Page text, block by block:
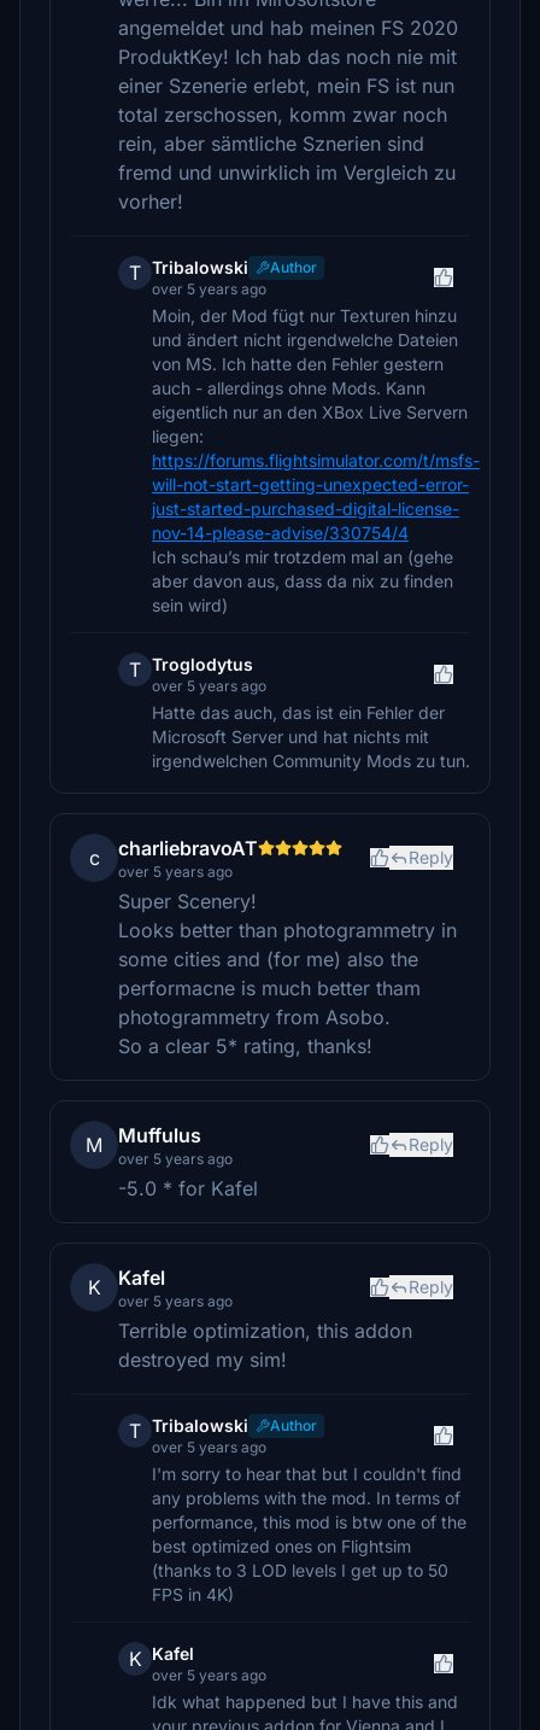
angemeldet und hab meinen FS 2020
ProduktKey! Ich hab das noch nie mit
einer Szenerie erlebt, mein FS ist nun
total zerschossen, komm zwar noch
rein, aber sämtliche Sznerien sind
fremd und unwirklich im Vergleich zu
vorher!
T Tribalowski
Author
over 5 years ago
Moin, der Mod fügt nur Texturen hinzu
und ändert nicht irgendwelche Dateien
von MS. Ich hatte den Fehler gestern
auch - allerdings ohne Mods. Kann
eigentlich nur an den XBox Live Servern
liegen:
https://forums.flightsimulator.com/t/msfs-
will-not-start-getting-unexpected-error-
just-started-purchased-digital-license-
nov-14-please-advise/330754/4
Ich schau’s mir trotzdem mal an (gehe
aber davon aus, dass da nix zu finden
sein wird)
T Troglodytus
over 5 years ago
Hatte das auch, das ist ein Fehler der
Microsoft Server und hat nichts mit
irgendwelchen Community Mods zu tun.
c charliebravoAT
over 5 years ago
Reply
Super Scenery!
Looks better than photogrammetry in
some cities and (for me) also the
performacne is much better tham
photogrammetry from Asobo.
So a clear 5* rating, thanks!
M Muffulus
over 5 years ago
Reply
-5.0 * for Kafel
K Kafel
over 5 years ago
Reply
Terrible optimization, this addon
destroyed my sim!
T Tribalowski
Author
over 5 years ago
I'm sorry to hear that but I couldn't find
any problems with the mod. In terms of
performance, this mod is btw one of the
best optimized ones on Flightsim
(thanks to 3 LOD levels I get up to 50
FPS in 4K)
K Kafel
over 5 years ago
Idk what happened but I have this and
your previous addon for Vienna and I